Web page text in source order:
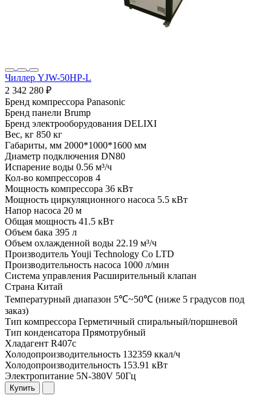
Чиллер YJW-50HP-L
2 342 280 ₽
Бренд компрессора Panasonic
Бренд панели Brump
Бренд электрооборудования DELIXI
Вес, кг 850 кг
Габариты, мм 2000*1000*1600 мм
Диаметр подключения DN80
Испарение воды 0.56 м³/ч
Кол-во компрессоров 4
Мощность компрессора 36 кВт
Мощность циркуляционного насоса 5.5 кВт
Напор насоса 20 м
Общая мощность 41.5 кВт
Объем бака 395 л
Объем охлажденной воды 22.19 м³/ч
Производитель Youji Technology Co LTD
Производительность насоса 1000 л/мин
Система управления Расширительный клапан
Страна Китай
Температурный диапазон 5℃~50℃ (ниже 5 градусов под
заказ)
Тип компрессора Герметичный спиральный/поршневой
Тип конденсатора Прямотрубный
Хладагент R407c
Холодопроизводительность 132359 ккал/ч
Холодопроизводительность 153.91 кВт
Электропитание 5N-380V 50Гц
Купить